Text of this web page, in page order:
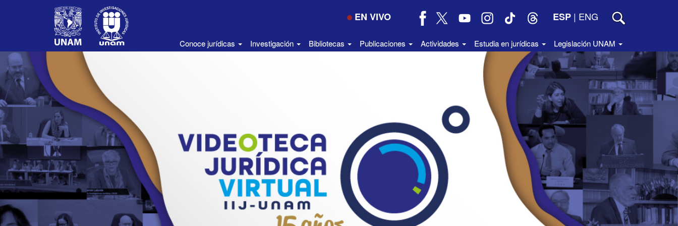
EN VIVO ESP | ENG
Conoce jurídicas Investigación Bibliotecas Publicaciones Actividades Estudia en jurídicas Legislación UNAM